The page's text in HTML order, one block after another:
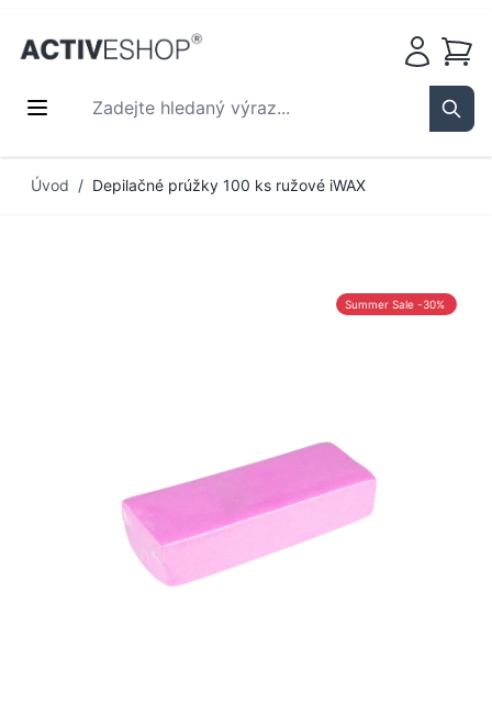
Zadejte hledaný výraz...
Košík
Úvod / Depilačné prúžky 100 ks ružové iWAX
Summer Sale -30%